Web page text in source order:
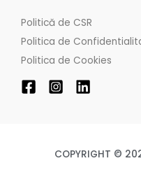
Politică de CSR
Politica de
Politica de Cookies
COPYRIGHT ©